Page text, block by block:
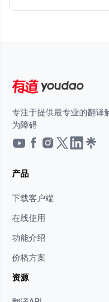
专注于提供最专业的翻译
为障碍
产品
下载客户端
在线使用
功能介绍
价格方案
资源